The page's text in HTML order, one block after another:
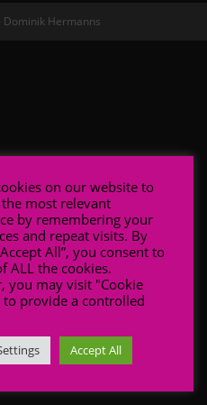
Hermanns
on our website to
most relevant
by remembering your
and repeat visits. By
All”, you consent to
ALL the cookies.
you may visit "Cookie
to provide a controlled
Accept All